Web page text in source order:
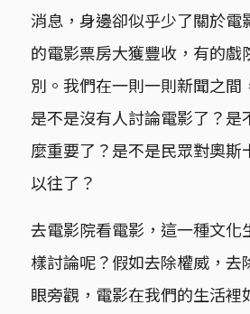
消息，身邊卻似乎少了關於電
的電影票房大獲豐收，有的戲
別。我們在一則一則新聞之間
是不是沒有人討論電影了？是
麼重要了？是不是民眾對奧斯
以往了？
去電影院看電影，這一種文化
樣討論呢？假如去除權威，去
眼旁觀，電影在我們的生活裡